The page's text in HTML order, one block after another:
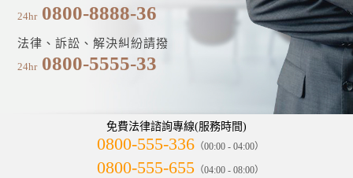
24hr 0800-8888-36
法律、訴訟、解決糾紛請撥
24hr 0800-5555-33
免費法律諮詢專線(服務時間)
0800-555-336 （00:00 - 04:00）
0800-555-655 （04:00 - 08:00）